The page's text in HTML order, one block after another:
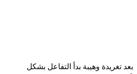
بعد تغريدة وهيبة بدأ التفاعل بشكل